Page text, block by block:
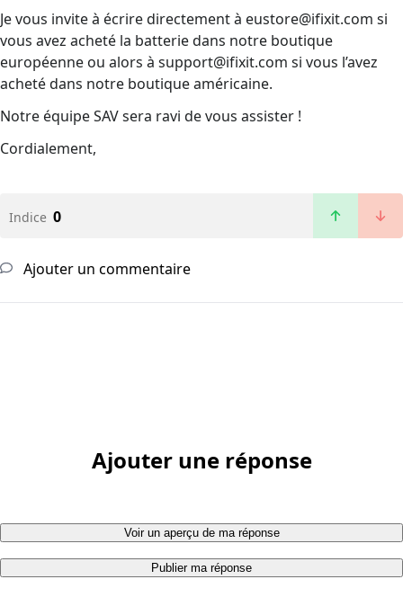
Je vous invite à écrire directement à eustore@ifixit.com si
vous avez acheté la batterie dans notre boutique
européenne ou alors à support@ifixit.com si vous l’avez
acheté dans notre boutique américaine.
Notre équipe SAV sera ravi de vous assister !
Cordialement,
Indice 0
Ajouter un commentaire
Ajouter une réponse
Voir un aperçu de ma réponse
Publier ma réponse